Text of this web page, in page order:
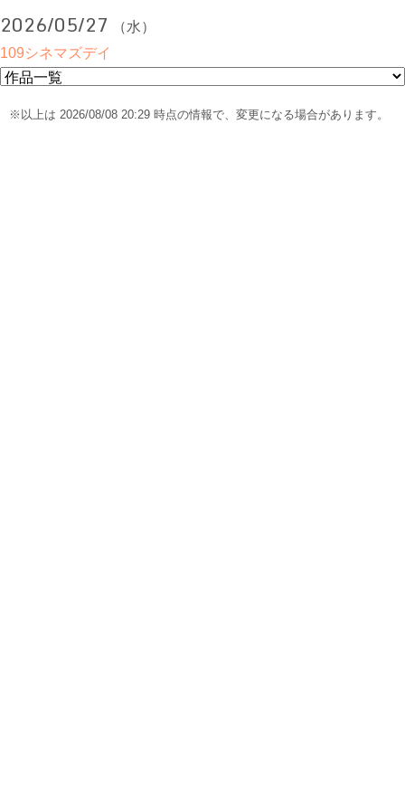
2026/05/27
（水）
109シネマズデイ
※以上は 2026/08/08 20:29 時点の情報で、変更になる場合があります。